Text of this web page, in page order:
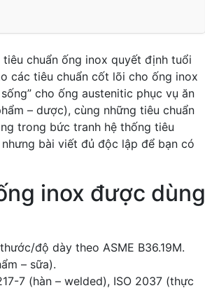
chuẩn ống inox quyết định tuổi
các tiêu chuẩn cốt lõi cho ống inox
cho ống austenitic phục vụ ăn
– dược), cùng những tiêu chuẩn
trong bức tranh hệ thống tiêu
bài viết đủ độc lập để bạn có
inox được dùng
độ dày theo ASME B36.19M.
– sữa).
7 (hàn – welded), ISO 2037 (thực